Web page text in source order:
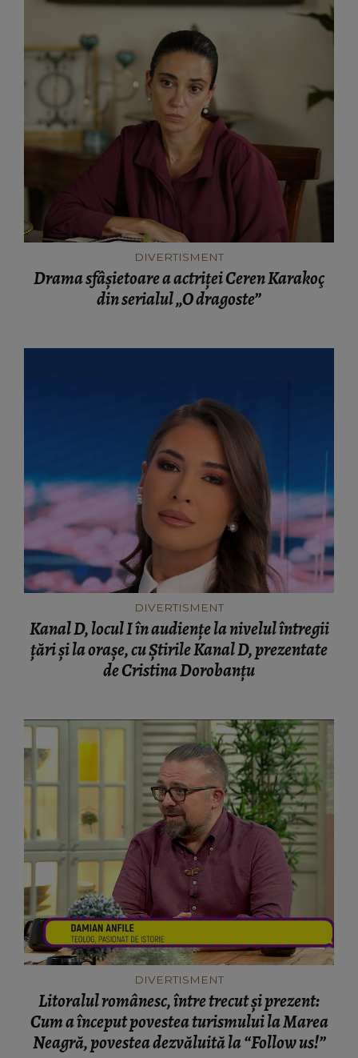
DIVERTISMENT
Drama sfâșietoare a actriței Ceren Karakoç
din serialul „O dragoste”
DIVERTISMENT
Kanal D, locul I în audiențe la nivelul întregii
țări și la orașe, cu Știrile Kanal D, prezentate
de Cristina Dorobanțu
DIVERTISMENT
Litoralul românesc, între trecut și prezent:
Cum a început povestea turismului la Marea
Neagră, povestea dezvăluită la “Follow us!”